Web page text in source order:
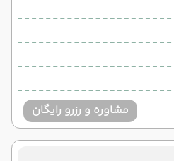
مشاوره و رزرو رایگان